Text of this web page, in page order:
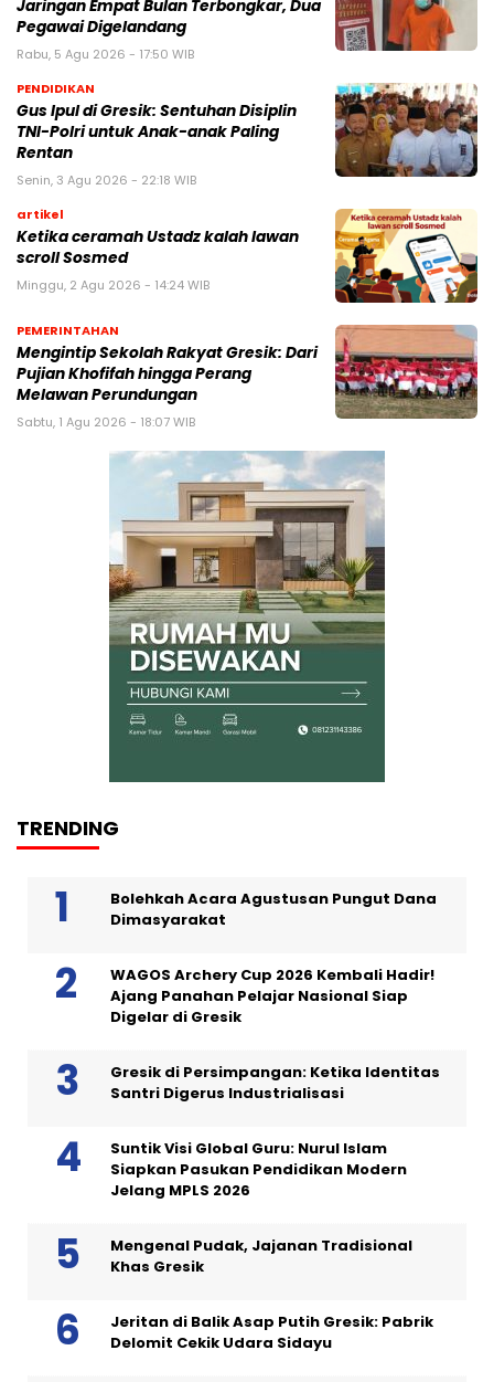
Jaringan Empat Bulan Terbongkar, Dua
Pegawai Digelandang
Rabu, 5 Agu 2026 - 17:50 WIB
PENDIDIKAN
Gus Ipul di Gresik: Sentuhan Disiplin
TNI-Polri untuk Anak-anak Paling
Rentan
Senin, 3 Agu 2026 - 22:18 WIB
artikel
Ketika ceramah Ustadz kalah lawan
scroll Sosmed
Minggu, 2 Agu 2026 - 14:24 WIB
PEMERINTAHAN
Mengintip Sekolah Rakyat Gresik: Dari
Pujian Khofifah hingga Perang
Melawan Perundungan
Sabtu, 1 Agu 2026 - 18:07 WIB
TRENDING
Bolehkah Acara Agustusan Pungut Dana
Dimasyarakat
WAGOS Archery Cup 2026 Kembali Hadir!
Ajang Panahan Pelajar Nasional Siap
Digelar di Gresik
Gresik di Persimpangan: Ketika Identitas
Santri Digerus Industrialisasi
Suntik Visi Global Guru: Nurul Islam
Siapkan Pasukan Pendidikan Modern
Jelang MPLS 2026
Mengenal Pudak, Jajanan Tradisional
Khas Gresik
Jeritan di Balik Asap Putih Gresik: Pabrik
Delomit Cekik Udara Sidayu